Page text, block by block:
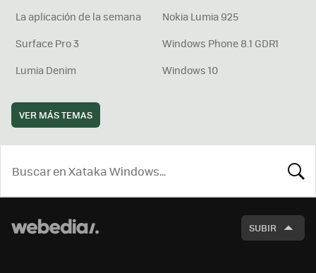
La aplicación de la semana
Nokia Lumia 925
Surface Pro 3
Windows Phone 8.1 GDR1
Lumia Denim
Windows 10
VER MÁS TEMAS
SUBIR